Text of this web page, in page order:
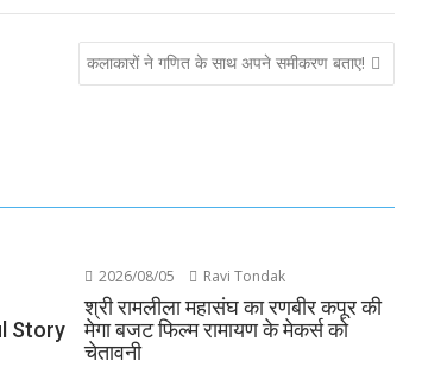
कलाकारों ने गणित के साथ अपने समीकरण बताए!
Story
2026/08/05 Ravi Tondak
श्री रामलीला महासंघ का रणबीर कपूर की
मेगा बजट फिल्म रामायण के मेकर्स को
चेतावनी